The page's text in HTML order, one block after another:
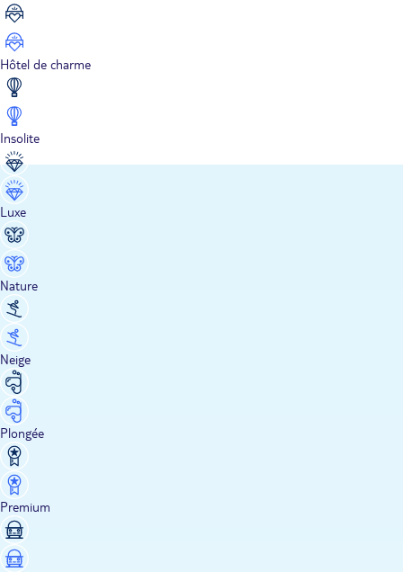
Hôtel de charme
Insolite
Luxe
Nature
Neige
Plongée
Premium